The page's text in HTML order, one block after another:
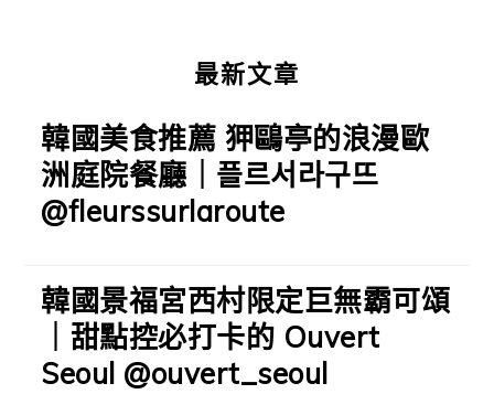
最新文章
韓國美食推薦 狎鷗亭的浪漫歐
洲庭院餐廳｜플르서라구뜨
@fleurssurlaroute
韓國景福宮西村限定巨無霸可頌
｜甜點控必打卡的 Ouvert
Seoul @ouvert_seoul